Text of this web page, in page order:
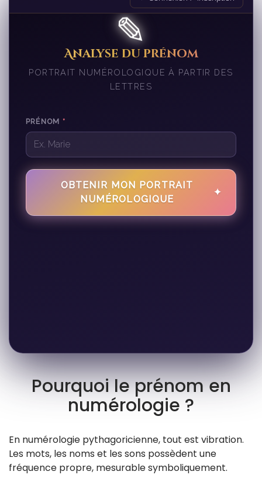
✎
Analyse du prénom
PORTRAIT NUMÉROLOGIQUE À PARTIR DES
LETTRES
PRÉNOM *
OBTENIR MON PORTRAIT
NUMÉROLOGIQUE
✦
Pourquoi le prénom en
numérologie ?
En numérologie pythagoricienne, tout est vibration.
Les mots, les noms et les sons possèdent une
fréquence propre, mesurable symboliquement.